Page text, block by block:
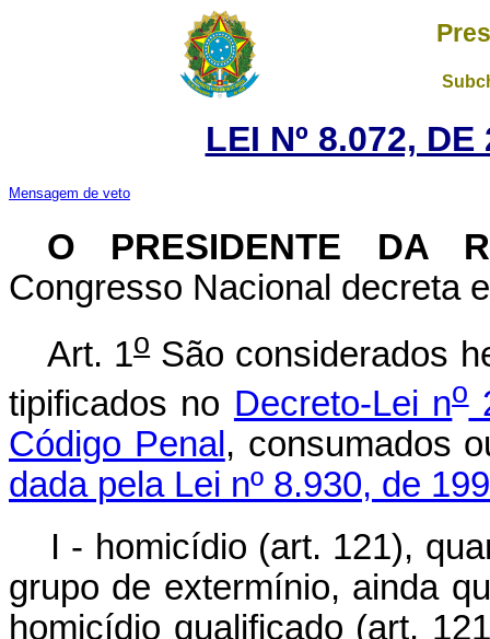
LEI Nº 8.072,
Mensagem de veto
O
PRESIDENTE DA
Congresso Nacional decreta
Art. 1oSão considerados
tipificados no Decreto-Lei no
Código Penal ,
dada pela Lei nº 8.930, de
I - homicídio (art. 121),
grupo de extermínio, ainda
homicídio qualificado (art.